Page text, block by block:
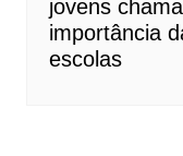
jovens
importância
escolas